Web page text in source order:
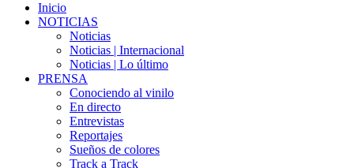
Inicio
NOTICIAS
Noticias
Noticias | Internacional
Noticias | Lo último
PRENSA
Conociendo al vinilo
En directo
Entrevistas
Reportajes
Sueños de colores
Track a Track